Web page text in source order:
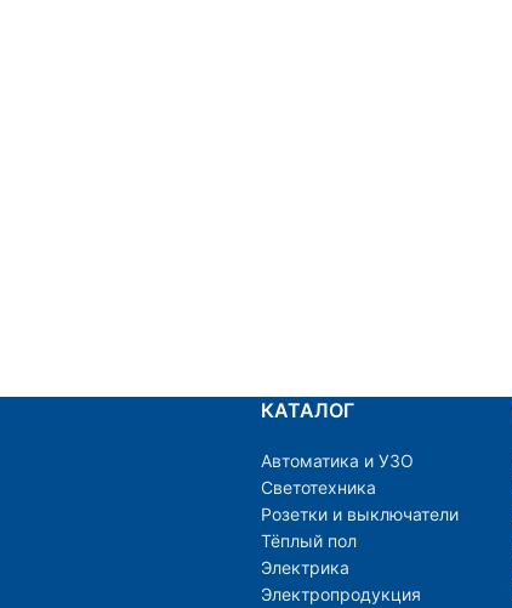
КАТАЛОГ
Автоматика и УЗО
Светотехника
Розетки и выключатели
Тёплый пол
Электрика
Электропродукция